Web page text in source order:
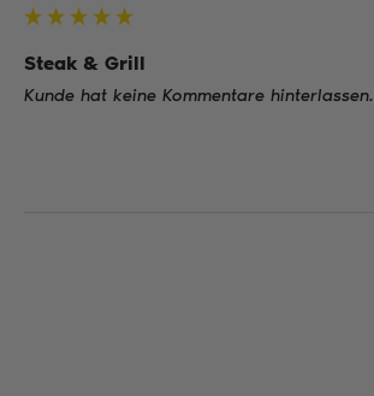
Steak & Grill
Kunde hat keine Kommentare hinterlassen.